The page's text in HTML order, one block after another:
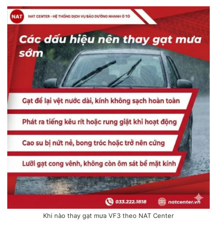
Khi nào thay gạt mưa VF3 theo NAT Center